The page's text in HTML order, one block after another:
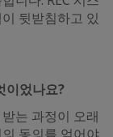
뒷받침하고 있
이었나요?
는 과정이 오래